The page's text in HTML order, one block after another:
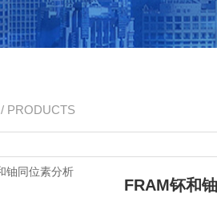
/ PRODUCTS
FRAM钚和